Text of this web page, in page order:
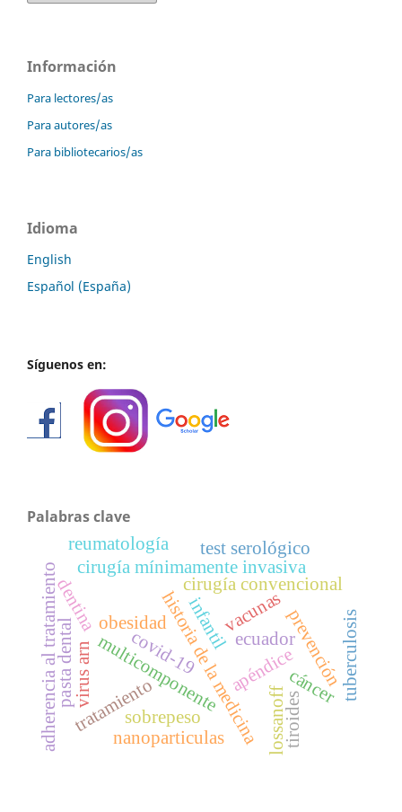
Información
Para lectores/as
Para autores/as
Para bibliotecarios/as
Idioma
English
Español (España)
Síguenos en:
Palabras clave
historia de la medicina
cirugía convencional
cirugía mínimamente invasiva
ecuador
obesidad infantil prevención
multicomponente
tratamiento
nanoparticulas
dentina
pasta dental
test serológico
apéndice
lossanoff
adherencia al tratamiento covid-19
virus arn
vacunas
cáncertuberculosis
reumatología
sobrepeso tiroides